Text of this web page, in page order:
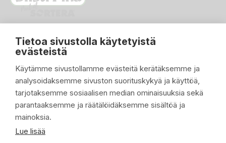
Tietoa sivustolla käytetyistä
evästeistä
Käytämme sivustollamme evästeitä kerätäksemme ja
analysoidaksemme sivuston suorituskykyä ja käyttöä,
tarjotaksemme sosiaalisen median ominaisuuksia sekä
parantaaksemme ja räätälöidäksemme sisältöä ja
mainoksia.
Lue lisää
PIKALINKIT
TUOTTEET